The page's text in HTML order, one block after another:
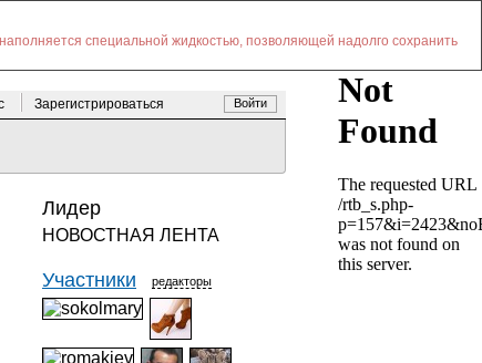
специальной жидкостью, позволяющей надолго сохранить
Зарегистрироваться Войти
Лидер
НОВОСТНАЯ ЛЕНТА
Участники редакторы